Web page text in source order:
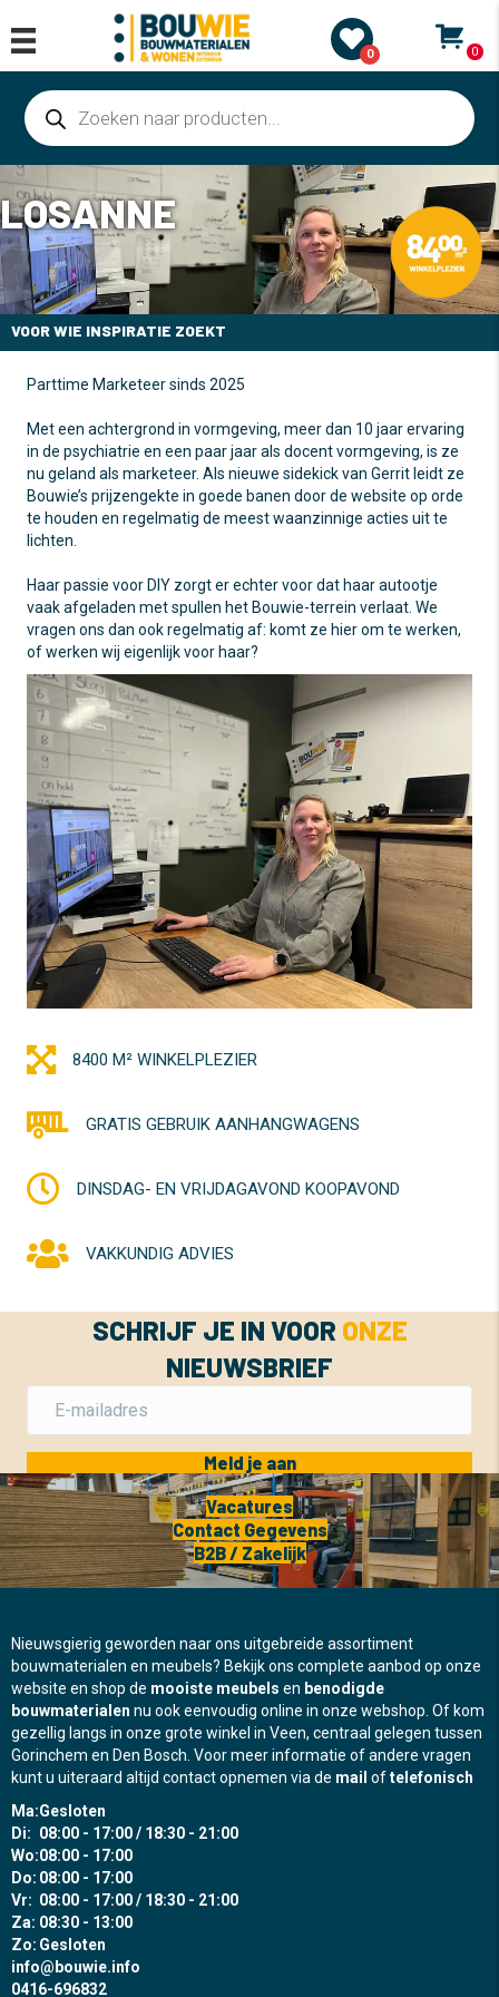
0 0
Producten
zoeken
LOSANNE
VOOR WIE INSPIRATIE ZOEKT
Parttime Marketeer sinds 2025
Met een achtergrond in vormgeving, meer dan 10 jaar ervaring
in de psychiatrie en een paar jaar als docent vormgeving, is ze
nu geland als marketeer. Als nieuwe sidekick van Gerrit leidt ze
Bouwie’s prijzengekte in goede banen door de website op orde
te houden en regelmatig de meest waanzinnige acties uit te
lichten.
Haar passie voor DIY zorgt er echter voor dat haar autootje
vaak afgeladen met spullen het Bouwie-terrein verlaat. We
vragen ons dan ook regelmatig af: komt ze hier om te werken,
of werken wij eigenlijk voor haar?
8400 M² WINKELPLEZIER
GRATIS GEBRUIK AANHANGWAGENS
DINSDAG- EN VRIJDAGAVOND KOOPAVOND
VAKKUNDIG ADVIES
SCHRIJF JE IN VOOR ONZE
NIEUWSBRIEF
Meld je aan
Vacatures
Contact Gegevens
B2B / Zakelijk
Nieuwsgierig geworden naar ons uitgebreide assortiment
bouwmaterialen en meubels? Bekijk ons complete aanbod op onze
website en shop de mooiste meubels en benodigde
bouwmaterialen nu ook eenvoudig online in onze webshop. Of kom
gezellig langs in onze grote winkel in Veen, centraal gelegen tussen
Gorinchem en Den Bosch. Voor meer informatie of andere vragen
kunt u uiteraard altijd contact opnemen via de mail oftelefonisch
Ma:Gesloten
Di: 08:00 - 17:00 / 18:30 - 21:00
Wo:08:00 - 17:00
Do: 08:00 - 17:00
Vr: 08:00 - 17:00 / 18:30 - 21:00
Za: 08:30 - 13:00
Zo: Gesloten
info@bouwie.info
0416-696832